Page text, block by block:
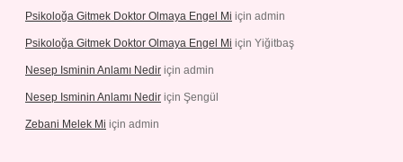
Psikoloğa Gitmek Doktor Olmaya Engel Mi için admin
Psikoloğa Gitmek Doktor Olmaya Engel Mi için Yiğitbaş
Nesep Isminin Anlamı Nedir için admin
Nesep Isminin Anlamı Nedir için Şengül
Zebani Melek Mi için admin